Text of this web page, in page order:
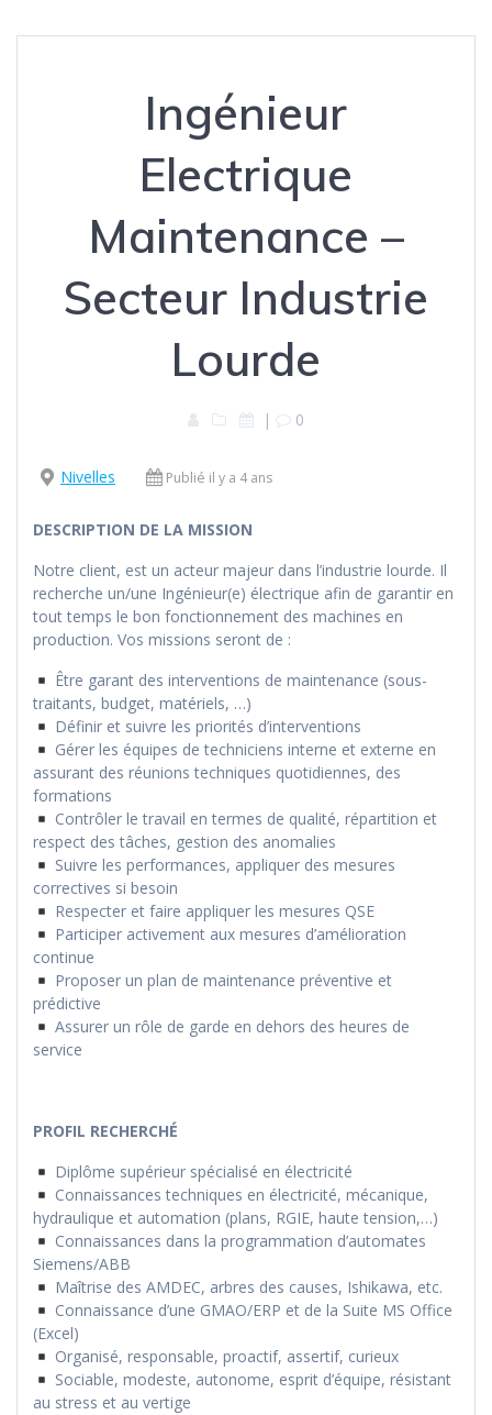
Ingénieur
Electrique
Maintenance –
Secteur Industrie
Lourde
| 0
Nivelles Publié il y a 4 ans
DESCRIPTION DE LA MISSION
Notre client, est un acteur majeur dans l’industrie lourde. Il
recherche un/une Ingénieur(e) électrique afin de garantir en
tout temps le bon fonctionnement des machines en
production. Vos missions seront de :
Être garant des interventions de maintenance (sous-
traitants, budget, matériels, …)
Définir et suivre les priorités d’interventions
Gérer les équipes de techniciens interne et externe en
assurant des réunions techniques quotidiennes, des
formations
Contrôler le travail en termes de qualité, répartition et
respect des tâches, gestion des anomalies
Suivre les performances, appliquer des mesures
correctives si besoin
Respecter et faire appliquer les mesures QSE
Participer activement aux mesures d’amélioration
continue
Proposer un plan de maintenance préventive et
prédictive
Assurer un rôle de garde en dehors des heures de
service
PROFIL RECHERCHÉ
Diplôme supérieur spécialisé en électricité
Connaissances techniques en électricité, mécanique,
hydraulique et automation (plans, RGIE, haute tension,…)
Connaissances dans la programmation d’automates
Siemens/ABB
Maîtrise des AMDEC, arbres des causes, Ishikawa, etc.
Connaissance d’une GMAO/ERP et de la Suite MS Office
(Excel)
Organisé, responsable, proactif, assertif, curieux
Sociable, modeste, autonome, esprit d’équipe, résistant
au stress et au vertige